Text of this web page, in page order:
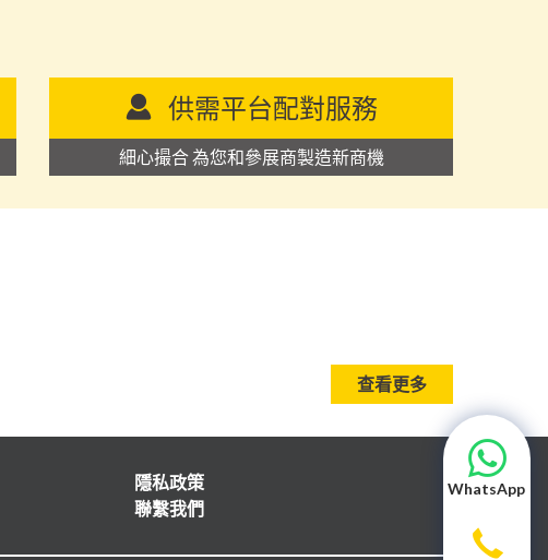
供需平台配對服務
細心撮合 為您和參展商製造新商機
查看更多
隱私政策
聯繫我們
WhatsApp